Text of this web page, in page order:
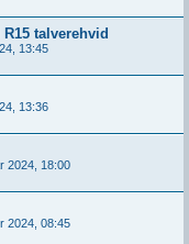
talverehvid
13:45
13:36
2024, 18:00
2024, 08:45